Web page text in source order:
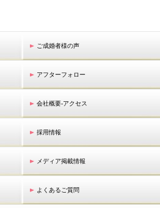
ご成婚者様の声
アフターフォロー
会社概要-アクセス
採用情報
メディア掲載情報
よくあるご質問